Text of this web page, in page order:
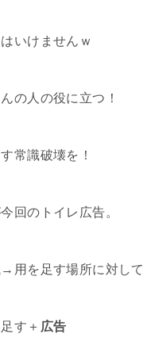
いけませんｗ
の人の役に立つ！
常識破壊を！
回のトイレ広告。
→用を足す場所に対して
す＋ 広告